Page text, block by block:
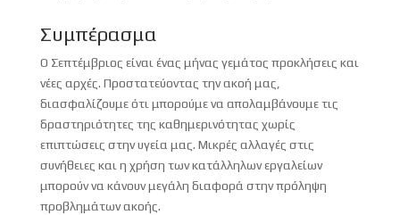
Συμπέρασμα
Ο Σεπτέμβριος είναι ένας μήνας γεμάτος προκλήσεις και
νέες αρχές. Προστατεύοντας την ακοή μας,
διασφαλίζουμε ότι μπορούμε να απολαμβάνουμε τις
δραστηριότητες της καθημερινότητας χωρίς
επιπτώσεις στην υγεία μας. Μικρές αλλαγές στις
συνήθειες και η χρήση των κατάλληλων εργαλείων
μπορούν να κάνουν μεγάλη διαφορά στην πρόληψη
προβλημάτων ακοής.